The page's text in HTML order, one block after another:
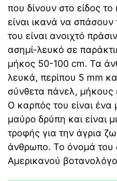
που δίνουν στο είδος
είναι ικανά να
του είναι ανοιχτό
ασημί-λευκό σε
μήκος 50-100 cm. Τα
λευκά, περίπου 5 mm
σύνθετα πάνελ,
Ο καρπός του είναι ένα
μαύρο δρύπη και είναι
τροφής για την άγρια
άνθρωπο. Το όνομά του
Αμερικανού